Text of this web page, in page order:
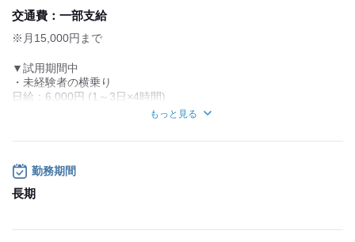
交通費： 一部支給
※月15,000円まで
▼試用期間中
・未経験者の横乗り
日給：6,000円 (1～3日×4時間)
※研修期間の雇用形態・給与は同条件
・未経験者
日給：10,000円 (1～3か月)
※横に社員が乗って練習します!!
もっと見る
勤務期間
長期